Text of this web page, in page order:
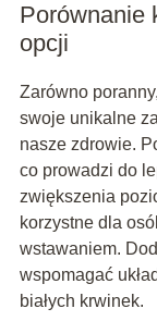
Porównanie
opcji
Zarówno
swoje unikalne
nasze zdrowie.
co prowadzi do
zwiększenia
korzystne dla
wstawaniem.
wspomagać
białych krwinek.